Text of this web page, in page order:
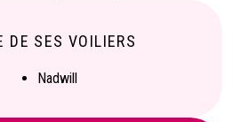
DE SES VOILIERS
Nadwill